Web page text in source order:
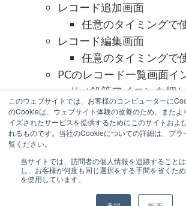
このウェブサイトでは、お客様のコンピューターに
のCookieは、ウェブサイト体験の改善のため、またよ
イズされたサービスを提供するためにこのサイトおよ
れるものです。当社のCookieについての詳細は、プラ
覧ください。
当サイトでは、訪問者の個人情報を追跡すること
し、お客様が何度も同じ選択をする手間を省くた
を使用しています。
レコード追加画面
任意のタイミングで
レコード編集画面
任意のタイミングで
PCのレコード一覧画面イ
ード（鉛筆アイコンを押
になった状態）
「レコードを保存す
使用可能